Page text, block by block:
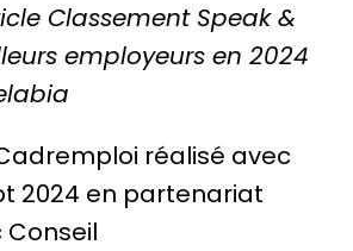
Classement Speak &
employeurs en 2024
réalisé avec
2024 en partenariat
Conseil